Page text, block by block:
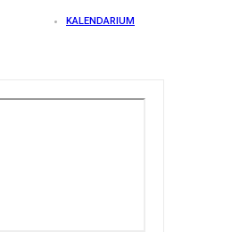
KALENDARIUM